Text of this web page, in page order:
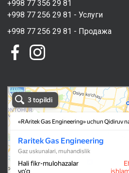
+998 77 356 29 81
+998 77 256 29 81 - Услуги
+998 77 256 29 81 - Продажа
RAritek Gas Engineering в Ташкенте
Ташкент